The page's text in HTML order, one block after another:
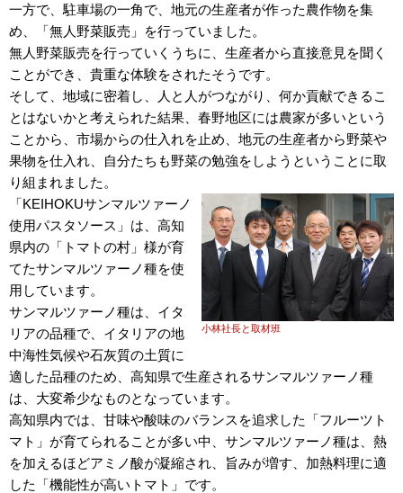
一方で、駐車場の一角で、地元の生産者が作った農作物を集
め、「無人野菜販売」を行っていました。
無人野菜販売を行っていくうちに、生産者から直接意見を聞く
ことができ、貴重な体験をされたそうです。
そして、地域に密着し、人と人がつながり、何か貢献できるこ
とはないかと考えられた結果、春野地区には農家が多いという
ことから、市場からの仕入れを止め、地元の生産者から野菜や
果物を仕入れ、自分たちも野菜の勉強をしようということに取
り組まれました。
小林社長と取材班
「KEIHOKUサンマルツァーノ
使用パスタソース」は、高知
県内の「トマトの村」様が育
てたサンマルツァーノ種を使
用しています。
サンマルツァーノ種は、イタ
リアの品種で、イタリアの地
中海性気候や石灰質の土質に
適した品種のため、高知県で生産されるサンマルツァーノ種
は、大変希少なものとなっています。
高知県内では、甘味や酸味のバランスを追求した「フルーツト
マト」が育てられることが多い中、サンマルツァーノ種は、熱
を加えるほどアミノ酸が凝縮され、旨みが増す、加熱料理に適
した「機能性が高いトマト」です。